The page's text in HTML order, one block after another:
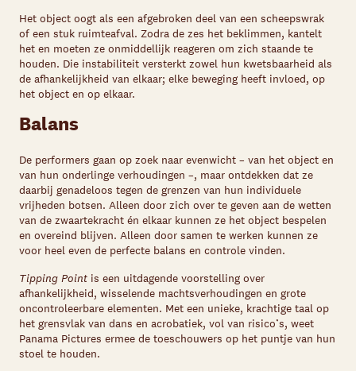
Het object oogt als een afgebroken deel van een scheepswrak
of een stuk ruimteafval. Zodra de zes het beklimmen, kantelt
het en moeten ze onmiddellijk reageren om zich staande te
houden. Die instabiliteit versterkt zowel hun kwetsbaarheid als
de afhankelijkheid van elkaar; elke beweging heeft invloed, op
het object en op elkaar.
Balans
De performers gaan op zoek naar evenwicht – van het object en
van hun onderlinge verhoudingen –, maar ontdekken dat ze
daarbij genadeloos tegen de grenzen van hun individuele
vrijheden botsen. Alleen door zich over te geven aan de wetten
van de zwaartekracht én elkaar kunnen ze het object bespelen
en overeind blijven. Alleen door samen te werken kunnen ze
voor heel even de perfecte balans en controle vinden.
Tipping Point is een uitdagende voorstelling over
afhankelijkheid, wisselende machtsverhoudingen en grote
oncontroleerbare elementen. Met een unieke, krachtige taal op
het grensvlak van dans en acrobatiek, vol van risico’s, weet
Panama Pictures ermee de toeschouwers op het puntje van hun
stoel te houden.